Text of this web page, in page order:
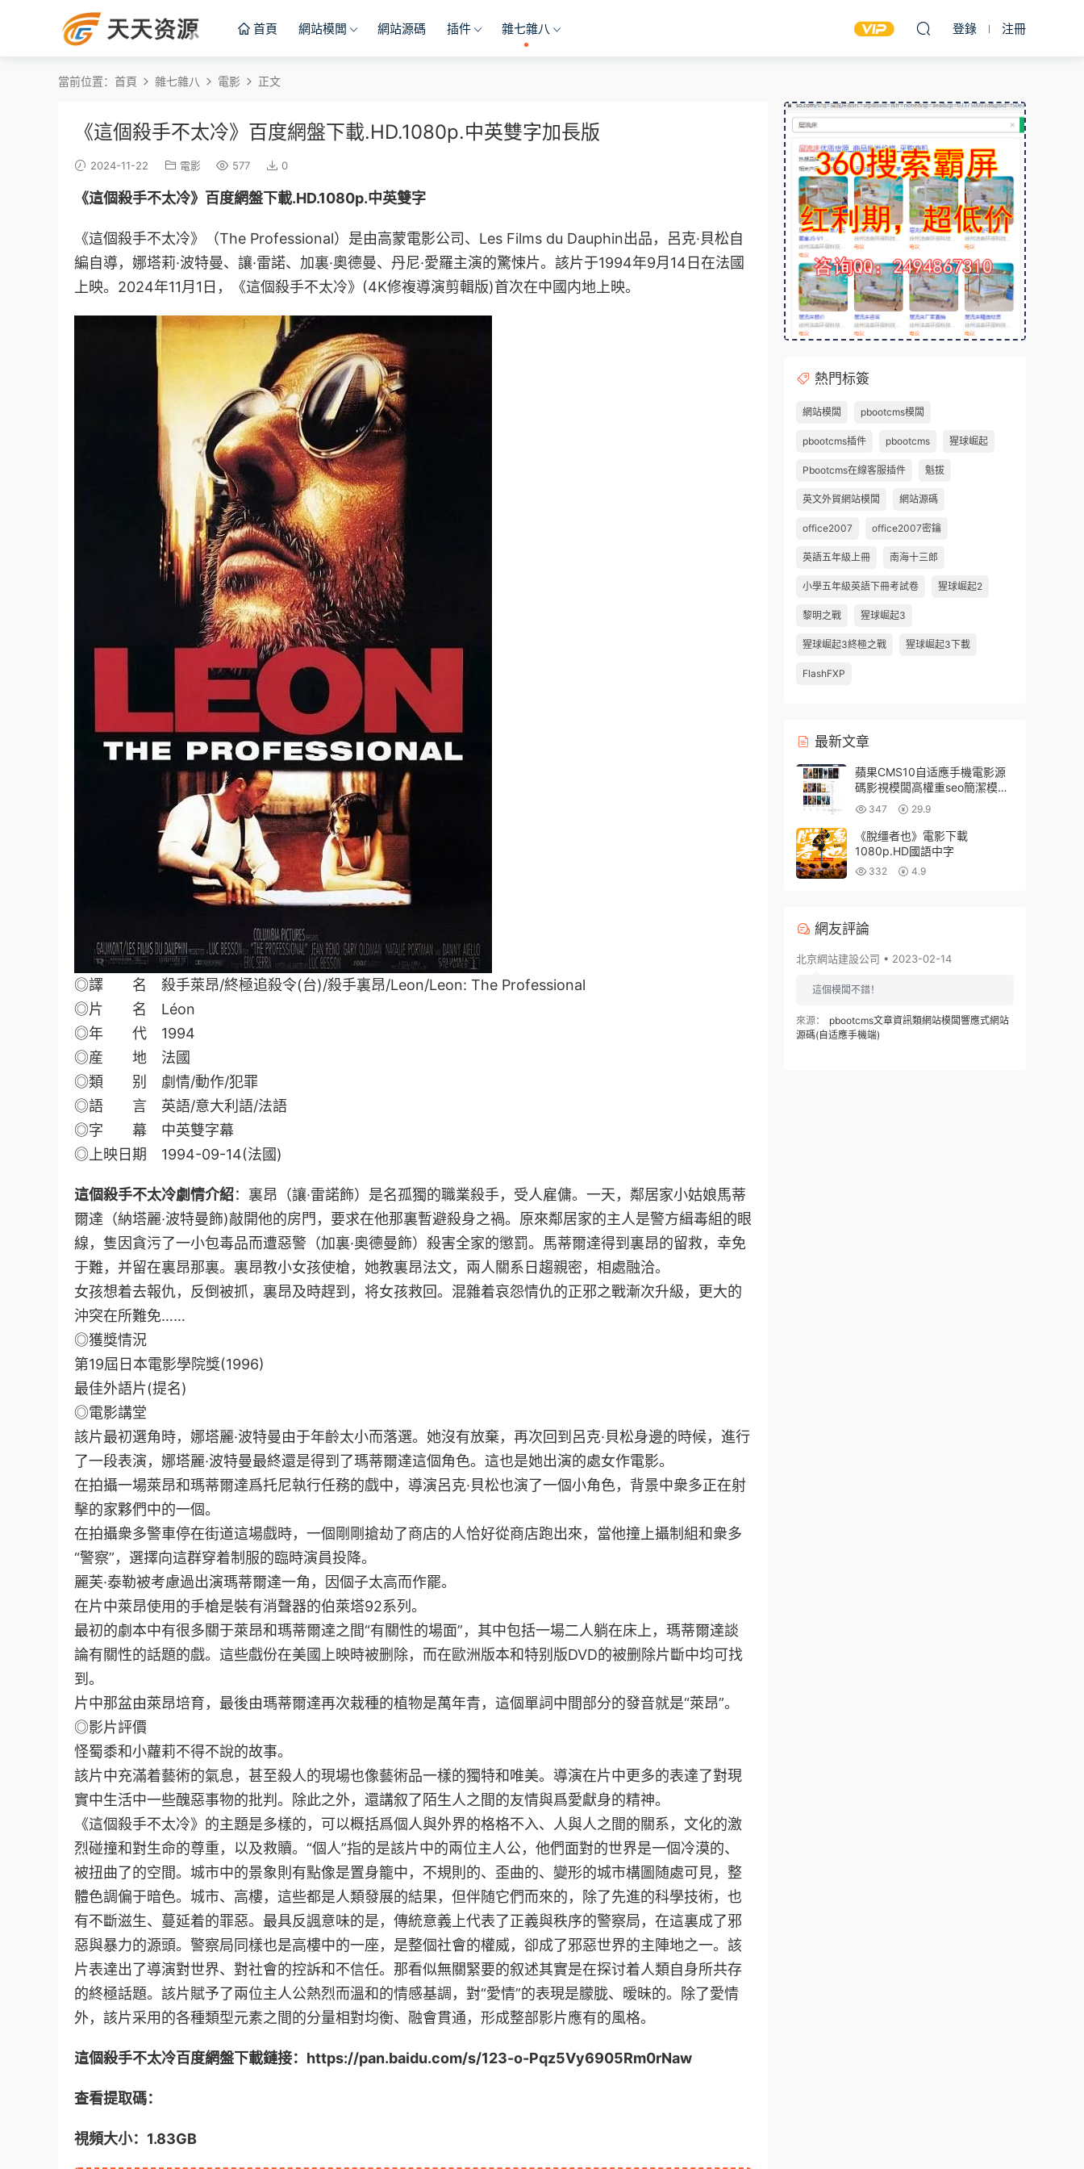
首頁 網站模闆 網站源碼 插件 雜七雜八 登錄 注冊
當前位置： 首頁 雜七雜八 電影 正文
《這個殺手不太冷》百度網盤下載.HD.1080p.中英雙字加長版
2024-11-22 電影 577 0
《這個殺手不太冷》百度網盤下載.HD.1080p.中英雙字
《這個殺手不太冷》 （The Professional） 是由高蒙電影公司、Les Films du Dauphin出品， 呂克·貝松自
編自導， 娜塔莉·波特曼、 讓·雷諾、 加裏·奧德曼、 丹尼·愛羅主演的驚悚片。該片于1994年9月14日在法國
上映。2024年11月1日，《這個殺手不太冷》(4K修複導演剪輯版)首次在中國内地上映。
◎譯 名 殺手萊昂/終極追殺令(台)/殺手裏昂/Leon/Leon: The Professional
◎片 名 Léon
◎年 代 1994
◎産 地 法國
◎類 别 劇情/動作/犯罪
◎語 言 英語/意大利語/法語
◎字 幕 中英雙字幕
◎上映日期 1994-09-14(法國)
這個殺手不太冷劇情介紹：裏昂（讓·雷諾飾）是名孤獨的職業殺手，受人雇傭。一天，鄰居家小姑娘馬蒂
爾達（納塔麗·波特曼飾)敲開他的房門，要求在他那裏暫避殺身之禍。原來鄰居家的主人是警方緝毒組的眼
線，隻因貪污了一小包毒品而遭惡警（加裏·奧德曼飾）殺害全家的懲罰。馬蒂爾達得到裏昂的留救，幸免
于難，并留在裏昂那裏。裏昂教小女孩使槍，她教裏昂法文，兩人關系日趨親密，相處融洽。
女孩想着去報仇，反倒被抓，裏昂及時趕到，将女孩救回。混雜着哀怨情仇的正邪之戰漸次升級，更大的
沖突在所難免……
◎獲獎情況
第19屆日本電影學院獎(1996)
最佳外語片(提名)
◎電影講堂
該片最初選角時，娜塔麗·波特曼由于年齡太小而落選。她沒有放棄，再次回到呂克·貝松身邊的時候，進行
了一段表演，娜塔麗·波特曼最終還是得到了瑪蒂爾達這個角色。這也是她出演的處女作電影。
在拍攝一場萊昂和瑪蒂爾達爲托尼執行任務的戲中，導演呂克·貝松也演了一個小角色，背景中衆多正在射
擊的家夥們中的一個。
在拍攝衆多警車停在街道這場戲時，一個剛剛搶劫了商店的人恰好從商店跑出來，當他撞上攝制組和衆多
“警察”，選擇向這群穿着制服的臨時演員投降。
麗芙·泰勒被考慮過出演瑪蒂爾達一角，因個子太高而作罷。
在片中萊昂使用的手槍是裝有消聲器的伯萊塔92系列。
最初的劇本中有很多關于萊昂和瑪蒂爾達之間“有關性的場面”，其中包括一場二人躺在床上，瑪蒂爾達談
論有關性的話題的戲。這些戲份在美國上映時被删除，而在歐洲版本和特别版DVD的被删除片斷中均可找
到。
片中那盆由萊昂培育，最後由瑪蒂爾達再次栽種的植物是萬年青，這個單詞中間部分的發音就是“萊昂”。
◎影片評價
怪蜀黍和小蘿莉不得不說的故事。
該片中充滿着藝術的氣息，甚至殺人的現場也像藝術品一樣的獨特和唯美。導演在片中更多的表達了對現
實中生活中一些醜惡事物的批判。除此之外，還講叙了陌生人之間的友情與爲愛獻身的精神。
《這個殺手不太冷》的主題是多樣的，可以概括爲個人與外界的格格不入、人與人之間的關系，文化的激
烈碰撞和對生命的尊重，以及救贖。“個人”指的是該片中的兩位主人公，他們面對的世界是一個冷漠的、
被扭曲了的空間。城市中的景象則有點像是置身籠中，不規則的、歪曲的、變形的城市構圖随處可見，整
體色調偏于暗色。城市、高樓，這些都是人類發展的結果，但伴随它們而來的，除了先進的科學技術，也
有不斷滋生、蔓延着的罪惡。最具反諷意味的是，傳統意義上代表了正義與秩序的警察局，在這裏成了邪
惡與暴力的源頭。警察局同樣也是高樓中的一座，是整個社會的權威，卻成了邪惡世界的主陣地之一。該
片表達出了導演對世界、對社會的控訴和不信任。那看似無關緊要的叙述其實是在探讨着人類自身所共存
的終極話題。該片賦予了兩位主人公熱烈而溫和的情感基調，對“愛情”的表現是朦胧、暧昧的。除了愛情
外，該片采用的各種類型元素之間的分量相對均衡、融會貫通，形成整部影片應有的風格。
這個殺手不太冷百度網盤下載鏈接：https://pan.baidu.com/s/123-o-Pqz5Vy6905Rm0rNaw
查看提取碼：
視頻大小：1.83GB
熱門标簽
網站模闆 pbootcms模闆
pbootcms插件 pbootcms 猩球崛起
Pbootcms在線客服插件 魁拔
英文外貿網站模闆 網站源碼
office2007 office2007密鑰
英語五年級上冊 南海十三郎
小學五年級英語下冊考試卷 猩球崛起2
黎明之戰 猩球崛起3
猩球崛起3終極之戰 猩球崛起3下載
FlashFXP
最新文章
蘋果CMS10自适應手機電影源
碼影視模闆高權重seo簡潔模改
闆 347 29.9
《脫缰者也》電影下載
1080p.HD國語中字
332 4.9
網友評論
北京網站建設公司 • 2023-02-14
這個模闆不錯！
來源：
pbootcms文章資訊類網站模闆響應式網站
源碼(自适應手機端)